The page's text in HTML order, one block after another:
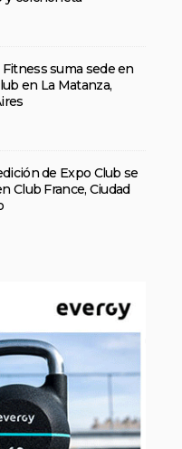
Fitness suma sede en
en La Matanza,
de Expo Club se
Club France, Ciudad